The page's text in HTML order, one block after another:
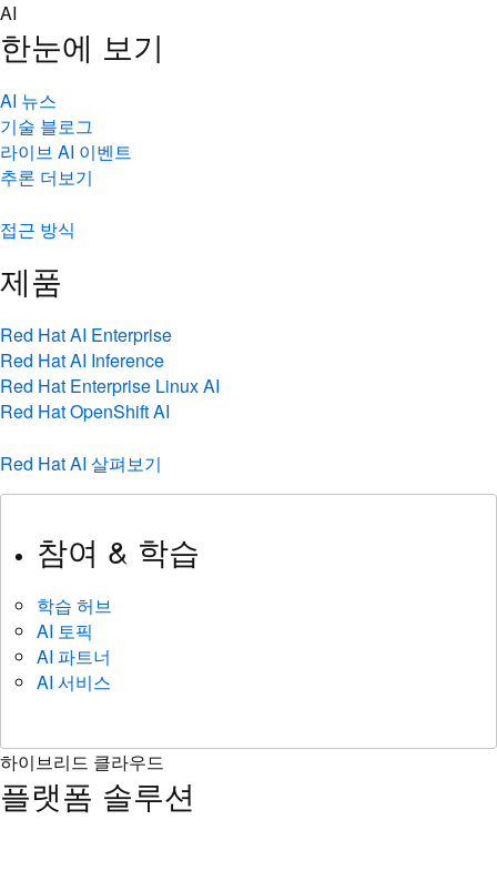
Skip
to
content
AI
한눈에 보기
AI 뉴스
기술 블로그
라이브 AI 이벤트
추론 더보기
접근 방식
제품
Red Hat AI Enterprise
Red Hat AI Inference
Red Hat Enterprise Linux AI
Red Hat OpenShift AI
Red Hat AI 살펴보기
참여 & 학습
학습 허브
AI 토픽
AI 파트너
AI 서비스
하이브리드 클라우드
플랫폼 솔루션